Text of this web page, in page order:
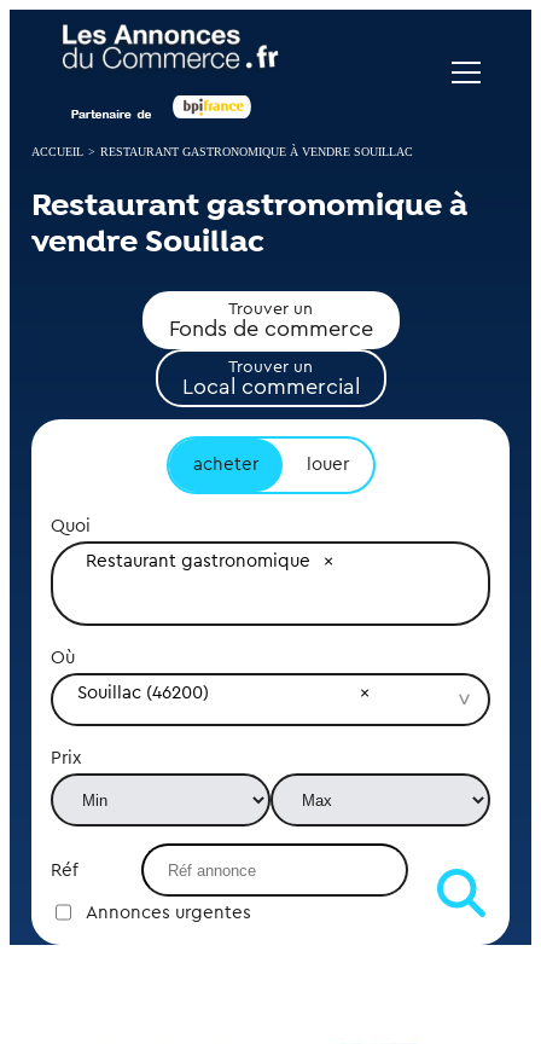
ACCUEIL > RESTAURANT GASTRONOMIQUE À VENDRE SOUILLAC
Restaurant gastronomique à
vendre Souillac
Trouver un
Fonds de commerce
Trouver un
Local commercial
acheter louer
Quoi
Restaurant gastronomique
Où
Souillac (46200)
Prix
Réf
Annonces urgentes
Panneau de gestion des cookies